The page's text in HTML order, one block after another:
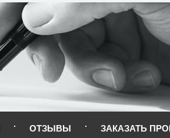
ОТЗЫВЫ ЗАКАЗАТЬ